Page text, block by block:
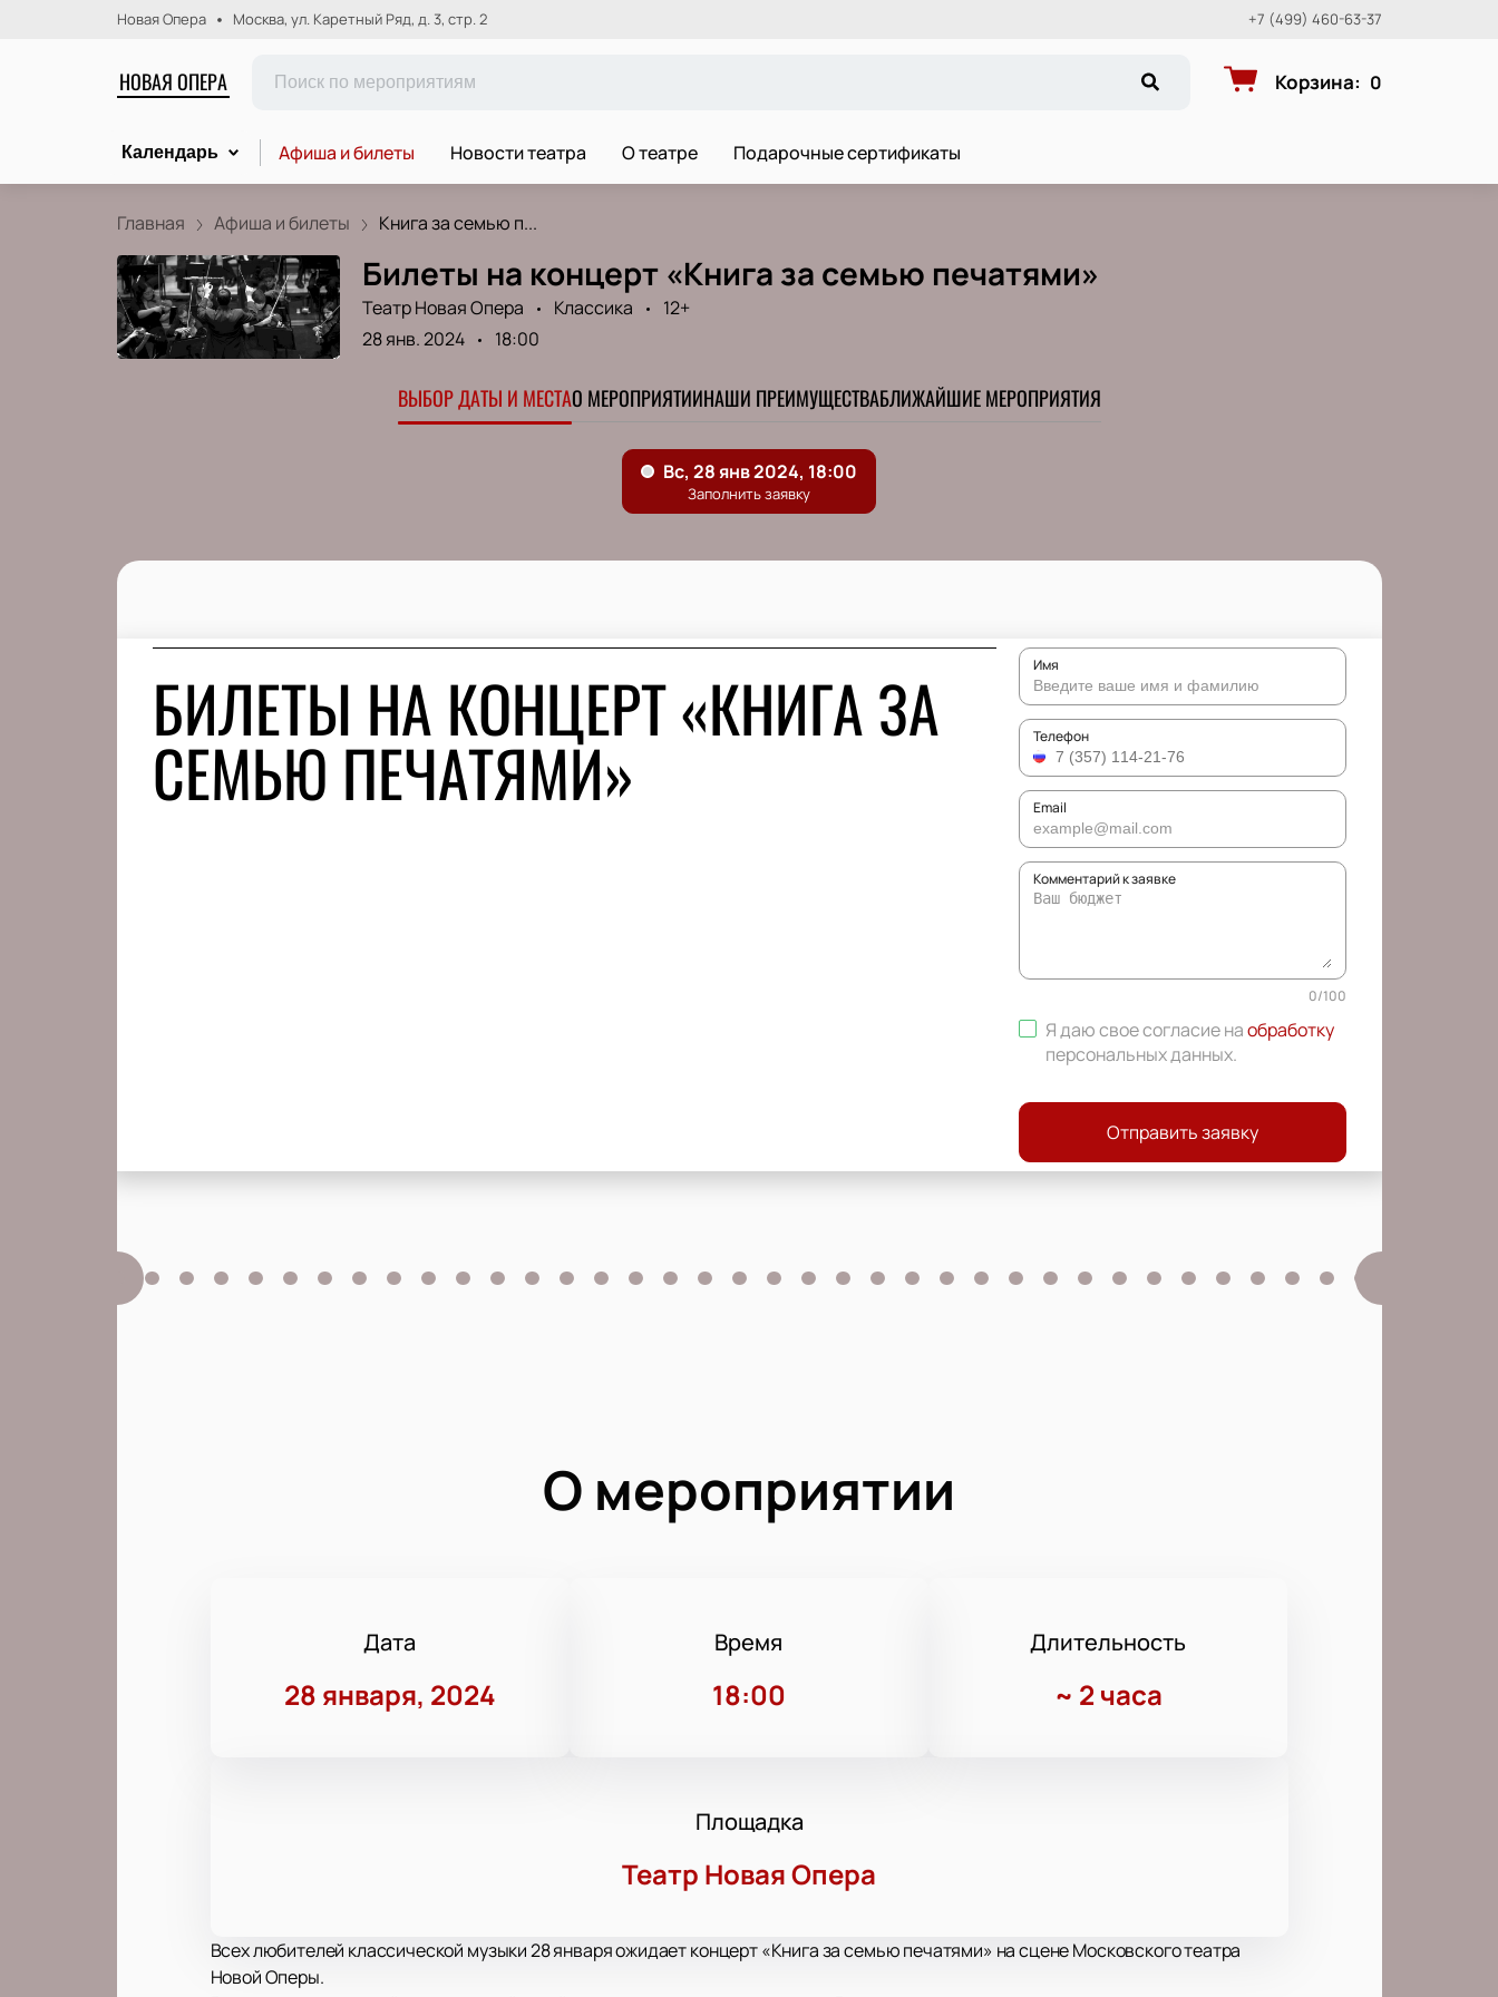
Новая Опера Москва, ул. Каретный Ряд, д. 3, стр. 2 +7 (499) 460-63-37
НОВАЯ ОПЕРА Корзина: 0
Календарь Афиша и билеты Новости театра О театре Подарочные сертификаты
Главная Афиша и билеты Книга за семью п...
Билеты на концерт «Книга за семью печатями»
Театр Новая Опера Классика
12+
28 янв. 2024
18:00
ВЫБОР ДАТЫ И МЕСТАО МЕРОПРИЯТИИНАШИ ПРЕИМУЩЕСТВАБЛИЖАЙШИЕ МЕРОПРИЯТИЯ
БИЛЕТЫ НА КОНЦЕРТ «КНИГА ЗА
СЕМЬЮ ПЕЧАТЯМИ»
Имя
Телефон
Email
Комментарий к заявке
0/100
Я даю свое согласие наобработку
персональных данных.
Отправить заявку
О мероприятии
Дата
28 января, 2024
Время
18:00
Длительность
~ 2 часа
Площадка
Театр Новая Опера
Всех любителей классической музыки 28 января ожидает концерт «Книга за семью печатями» на сцене Московского театра
Новой Оперы.